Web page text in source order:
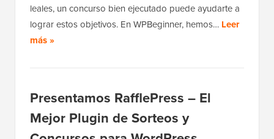
leales, un concurso bien ejecutado puede ayudarte a
lograr estos objetivos. En WPBeginner, hemos… Leer
más »
Presentamos RafflePress – El
Mejor Plugin de Sorteos y